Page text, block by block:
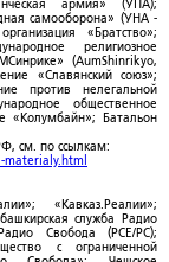
армия» (УПА);
самооборона» (УНА -
«Братство»;
религиозное
(AumShinrikyo,
«Славянский союз»;
против нелегальной
общественное
«Колумбайн»; Батальон
см. по ссылкам:
materialy.html
«Кавказ.Реалии»;
служба Радио
Свобода (PCE/PC);
с ограниченной